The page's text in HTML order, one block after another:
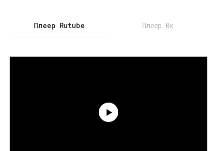
Плеер Rutube Плеер Вк